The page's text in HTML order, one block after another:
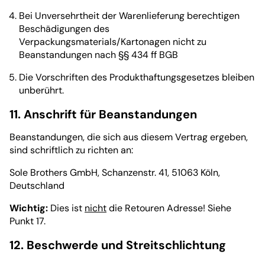
Bei Unversehrtheit der Warenlieferung berechtigen
Beschädigungen des
Verpackungsmaterials/Kartonagen nicht zu
Beanstandungen nach §§ 434 ff BGB
Die Vorschriften des Produkthaftungsgesetzes bleiben
unberührt.
11. Anschrift für Beanstandungen
Beanstandungen, die sich aus diesem Vertrag ergeben,
sind schriftlich zu richten an:
Sole Brothers GmbH, Schanzenstr. 41, 51063 Köln,
Deutschland
Wichtig: Dies ist nichtdie Retouren Adresse! Siehe
Punkt 17.
12. Beschwerde und Streitschlichtung